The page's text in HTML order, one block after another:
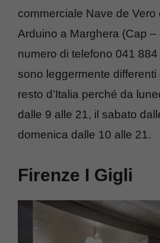
commerciale Nave de Vero
Arduino a Marghera (Cap –
numero di telefono 041
sono leggermente differenti
resto d’Italia perché da
dalle 9 alle 21, il sabato
domenica dalle 10 alle 21.
Firenze I Gigli